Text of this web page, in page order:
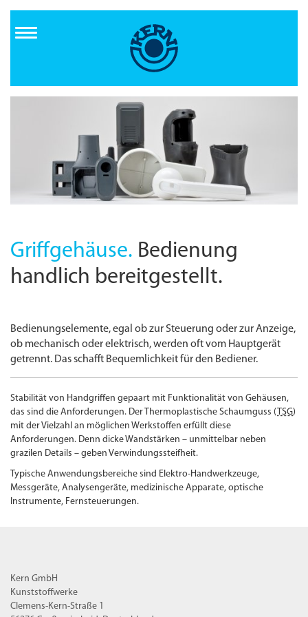
Inhalt
Griffgehäuse. Bedienung
handlich bereitgestellt.
Bedienungselemente, egal ob zur Steuerung oder zur Anzeige,
ob mechanisch oder elektrisch, werden oft vom Hauptgerät
getrennt. Das schafft Bequemlichkeit für den Bediener.
Stabilität von Handgriffen gepaart mit Funktionalität von Gehäusen,
das sind die Anforderungen. Der Thermoplastische Schaumguss (TSG)
mit der Vielzahl an möglichen Werkstoffen erfüllt diese
Anforderungen. Denn dicke Wandstärken – unmittelbar neben
grazilen Details – geben Verwindungs­steifheit.
Typische Anwendungs­bereiche sind Elektro-Handwerkzeuge,
Messgeräte, Analysengeräte, medizinische Apparate, optische
Instrumente, Fernsteuerungen.
Kern GmbH
Kunststoffwerke
Clemens-Kern-Straße 1